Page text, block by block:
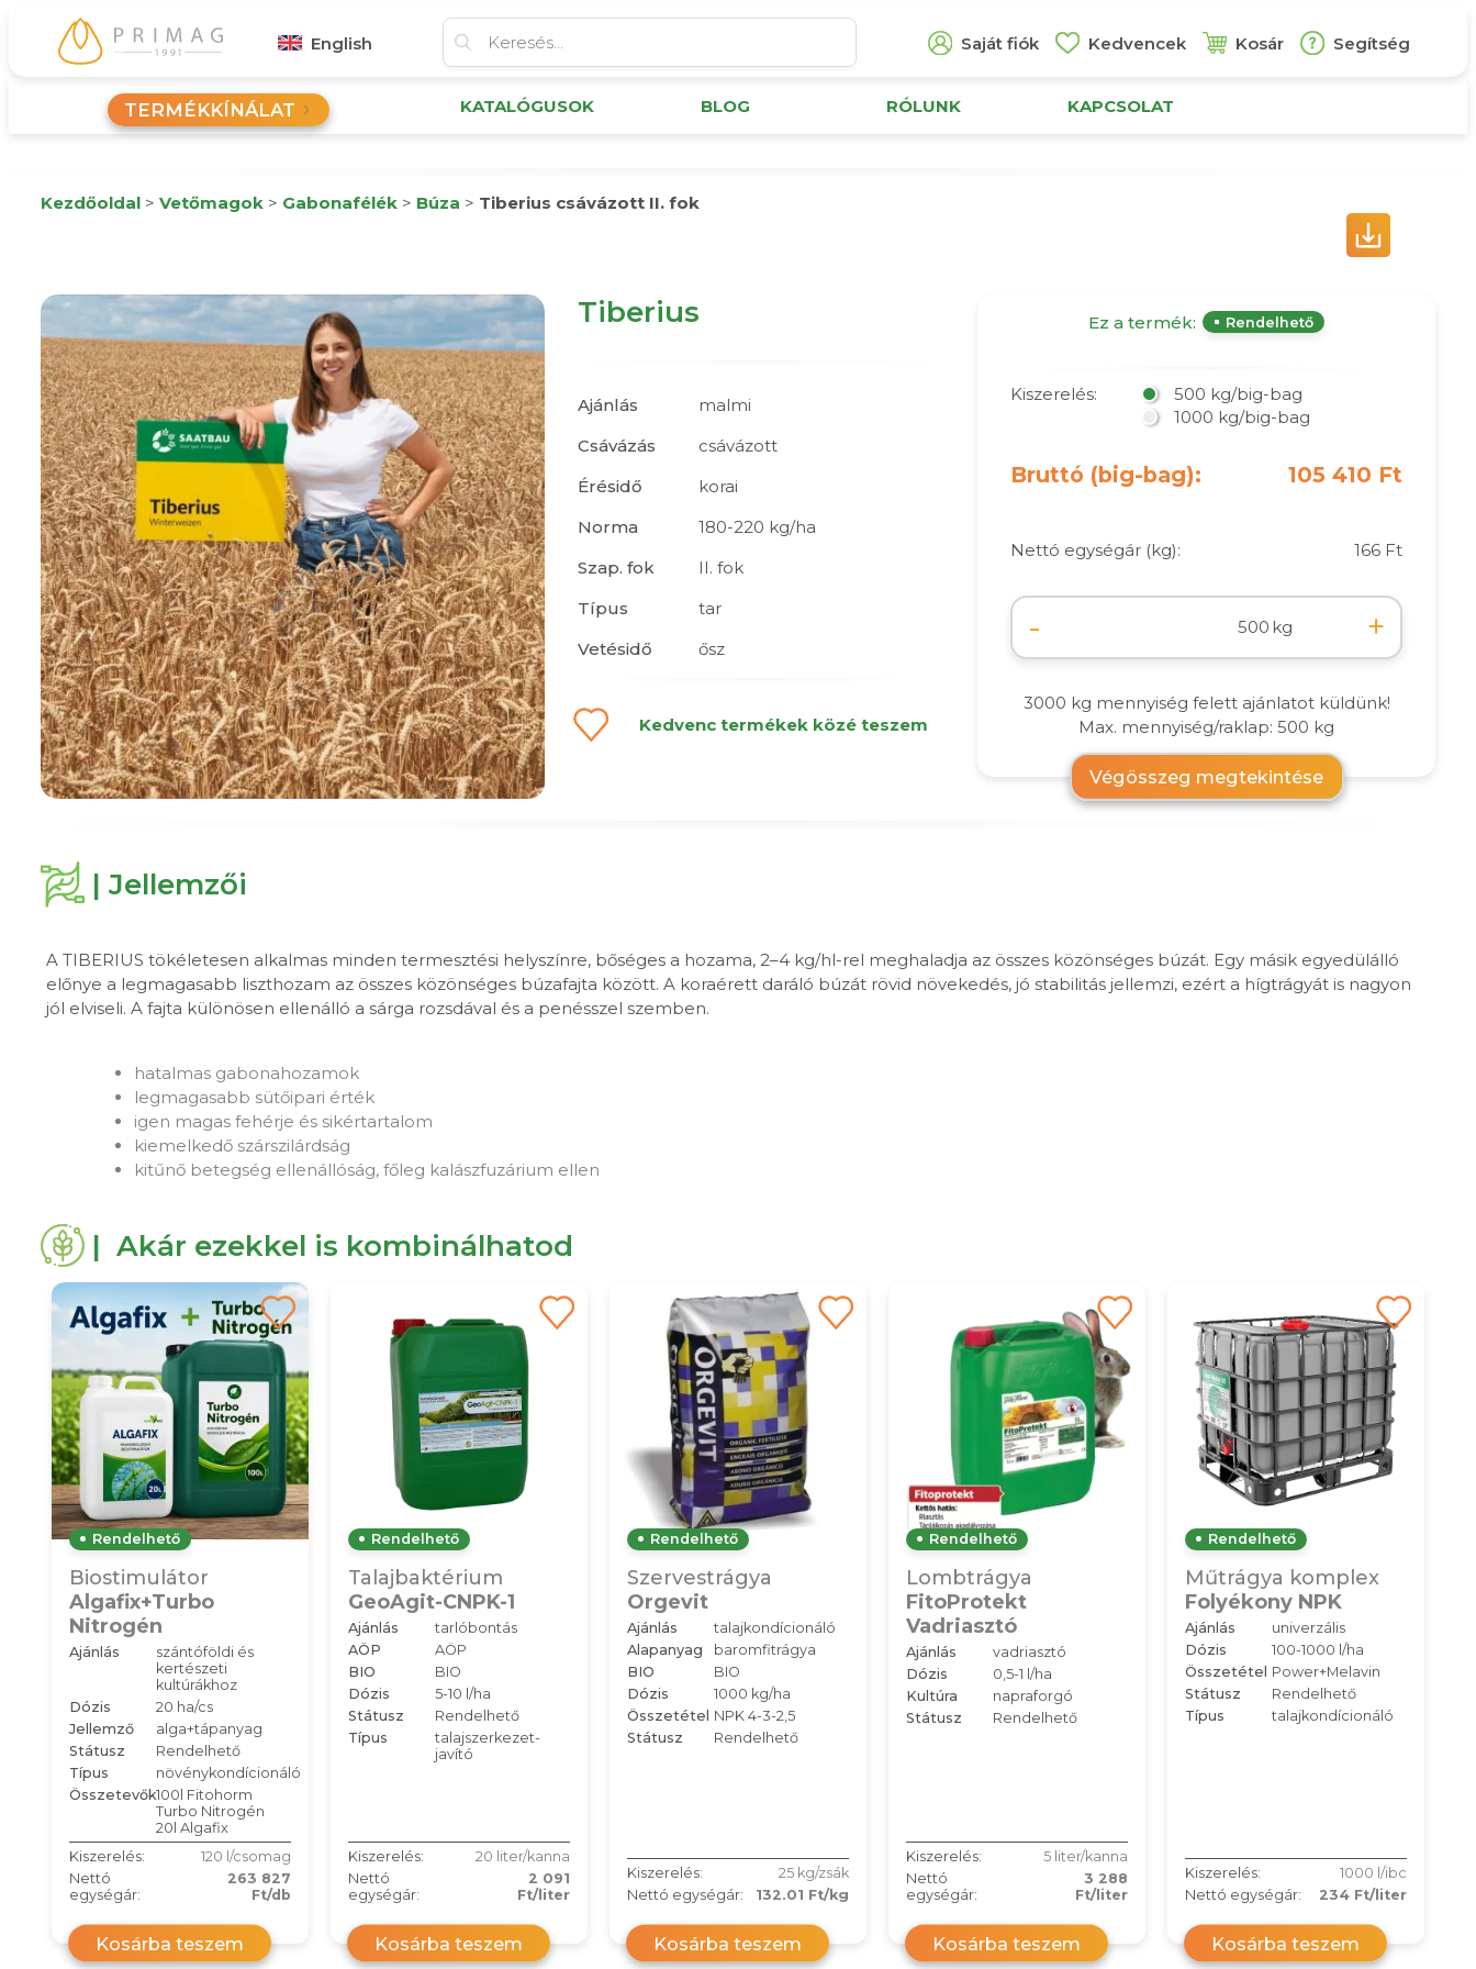
English Saját fiók Kedvencek Kosár Segítség
TERMÉKKÍNÁLAT KATALÓGUSOK BLOG RÓLUNK KAPCSOLAT
Kezdőoldal > Vetőmagok > Gabonafélék > Búza > Tiberius csávázott II. fok
Tiberius
Ajánlás
malmi
Csávázás
csávázott
Érésidő
korai
Norma
180-220 kg/ha
Szap. fok
II. fok
Típus
tar
Vetésidő
ősz
Kedvenc termékek közé teszem
Ez a termék: Rendelhető
Kiszerelés:
500 kg/big-bag
1000 kg/big-bag
Bruttó (big-bag): 105 410 Ft
Nettó egységár (kg): 166 Ft
- kg +
3000 kg mennyiség felett ajánlatot küldünk!
Max. mennyiség/raklap: 500 kg
Végösszeg megtekintése
| Jellemzői
A TIBERIUS tökéletesen alkalmas minden termesztési helyszínre, bőséges a hozama, 2–4 kg/hl-rel meghaladja az összes közönséges búzát. Egy másik egyedülálló
előnye a legmagasabb liszthozam az összes közönséges búzafajta között. A koraérett daráló búzát rövid növekedés, jó stabilitás jellemzi, ezért a hígtrágyát is nagyon
jól elviseli. A fajta különösen ellenálló a sárga rozsdával és a penésszel szemben.
hatalmas gabonahozamok
legmagasabb sütőipari érték
igen magas fehérje és sikértartalom
kiemelkedő szárszilárdság
kitűnő betegség ellenállóság, főleg kalászfuzárium ellen
| Akár ezekkel is kombinálhatod
Rendelhető
Biostimulátor
Algafix+Turbo
Nitrogén
Ajánlás
szántóföldi és
kertészeti
kultúrákhoz
Dózis
20 ha/cs
Jellemző
alga+tápanyag
Státusz
Rendelhető
Típus
növénykondícionáló
Összetevők100l Fitohorm
Turbo Nitrogén
20l Algafix
Kiszerelés:
120 l/csomag
Nettó
egységár:
263 827
Ft/db
Kosárba teszem
Rendelhető
Talajbaktérium
GeoAgit-CNPK-1
Ajánlás
tarlóbontás
AÖP
AÖP
BIO
BIO
Dózis
5-10 l/ha
Státusz
Rendelhető
Típus
talajszerkezet-
javító
Kiszerelés:
20 liter/kanna
Nettó
egységár:
2 091
Ft/liter
Kosárba teszem
Rendelhető
Szervestrágya
Orgevit
Ajánlás
talajkondícionáló
Alapanyag
baromfitrágya
BIO
BIO
Dózis
1000 kg/ha
Összetétel NPK 4-3-2,5
Státusz
Rendelhető
Kiszerelés:
25 kg/zsák
Nettó egységár:
132.01 Ft/kg
Kosárba teszem
Rendelhető
Lombtrágya
FitoProtekt
Vadriasztó
Ajánlás
vadriasztó
Dózis
0,5-1 l/ha
Kultúra
napraforgó
Státusz
Rendelhető
Kiszerelés:
5 liter/kanna
Nettó
egységár:
3 288
Ft/liter
Kosárba teszem
Rendelhető
Műtrágya komplex
Folyékony NPK
Ajánlás
univerzális
Dózis
100-1000 l/ha
Összetétel Power+Melavin
Státusz
Rendelhető
Típus
talajkondícionáló
Kiszerelés:
1000 l/ibc
Nettó egységár:
234 Ft/liter
Kosárba teszem